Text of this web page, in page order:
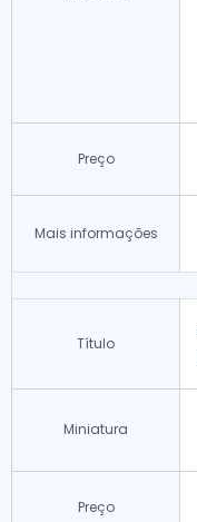
Preço
Mais informações
Título
Miniatura
Preço